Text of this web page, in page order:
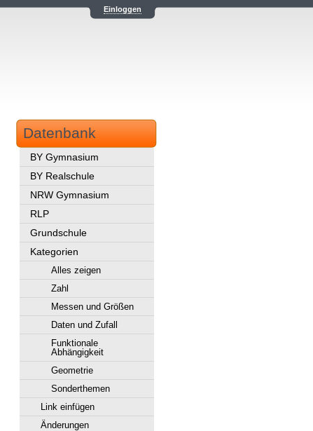
Einloggen
Datenbank
BY Gymnasium
BY Realschule
NRW Gymnasium
RLP
Grundschule
Kategorien
Alles zeigen
Zahl
Messen und Größen
Daten und Zufall
Funktionale
Abhängigkeit
Geometrie
Sonderthemen
Link einfügen
Änderungen